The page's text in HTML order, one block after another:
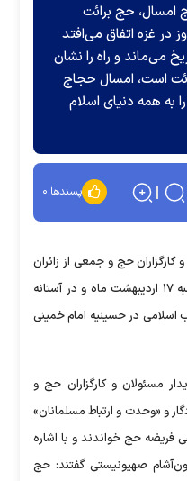
امسال، حج برائت
در غزه اتفاق می‌افتد
و راه را نشان
است، امسال حجاج
به همه دنیای اسلام
پسندها:۰
کارگزاران حج و جمعی از زائران
بیت‌الله الحرام کشورمان، امروز - دوشنبه ۱۷ اردیبهشت ماه و در آستانه
اسلامی در حسینیه امام خمینی
مسئولان و کارگزاران حج و
و «وحدت و ارتباط مسلمانان»
فریضه حج خواندند و با اشاره
صهیونیستی گفتند: حج